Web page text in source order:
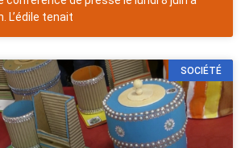
L’édile tenait
SOCIÉTÉ